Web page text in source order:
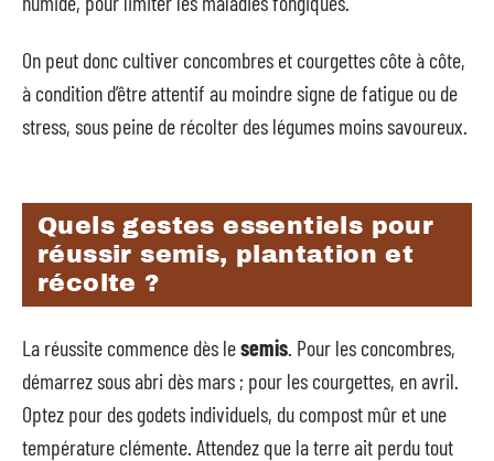
On peut donc cultiver concombres et courgettes côte à côte,
à condition d’être attentif au moindre signe de fatigue ou de
stress, sous peine de récolter des légumes moins savoureux.
Quels gestes essentiels pour
réussir semis, plantation et
récolte ?
La réussite commence dès lesemis. Pour les concombres,
démarrez sous abri dès mars ; pour les courgettes, en avril.
Optez pour des godets individuels, du compost mûr et une
température clémente. Attendez que la terre ait perdu tout